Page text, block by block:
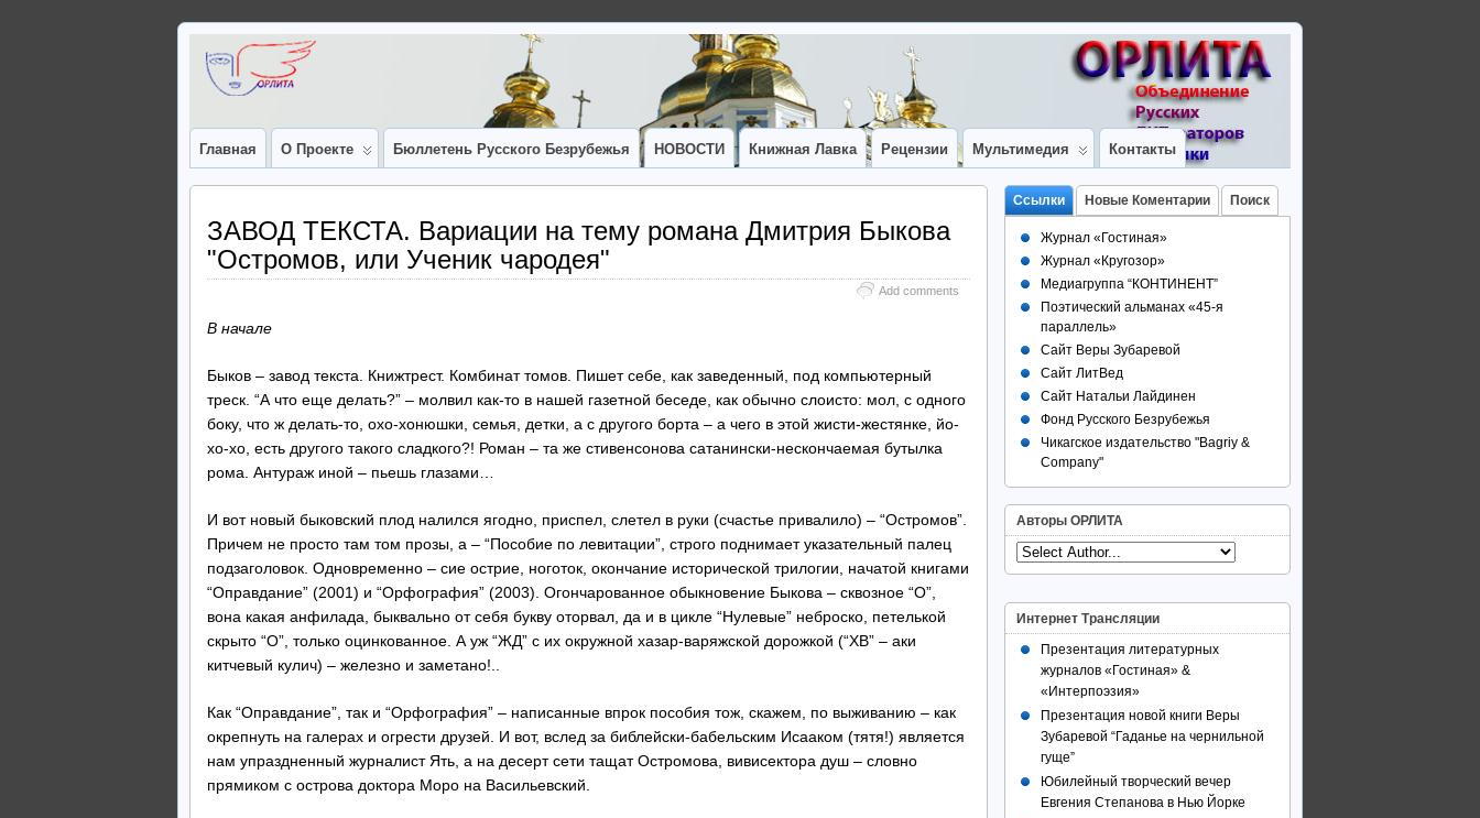
Главная О Проекте Бюллетень Русского Безрубежья НОВОСТИ Книжная Лавка Рецензии Мультимедия Контакты
ЗАВОД ТЕКСТА. Вариации на тему романа Дмитрия Быкова
"Остромов, или Ученик чародея"
Add comments
В начале
Быков – завод текста. Книжтрест. Комбинат томов. Пишет себе, как заведенный, под компьютерный
треск. “А что еще делать?” – молвил как-то в нашей газетной беседе, как обычно слоисто: мол, с одного
боку, что ж делать-то, охо-хонюшки, семья, детки, а с другого борта – а чего в этой жисти-жестянке, йо-
хо-хо, есть другого такого сладкого?! Роман – та же стивенсонова сатанински-нескончаемая бутылка
рома. Антураж иной – пьешь глазами…
И вот новый быковский плод налился ягодно, приспел, слетел в руки (счастье привалило) – “Остромов”.
Причем не просто там том прозы, а – “Пособие по левитации”, строго поднимает указательный палец
подзаголовок. Одновременно – сие острие, ноготок, окончание исторической трилогии, начатой книгами
“Оправдание” (2001) и “Орфография” (2003). Огончарованное обыкновение Быкова – сквозное “О”,
вона какая анфилада, быквально от себя букву оторвал, да и в цикле “Нулевые” неброско, петелькой
скрыто “О”, только оцинкованное. А уж “ЖД” с их окружной хазар-варяжской дорожкой (“ХВ” – аки
китчевый кулич) – железно и заметано!..
Как “Оправдание”, так и “Орфография” – написанные впрок пособия тож, скажем, по выживанию – как
окрепнуть на галерах и огрести друзей. И вот, вслед за библейски-бабельским Исааком (тятя!) является
нам упраздненный журналист Ять, а на десерт сети тащат Остромова, вивисектора душ – словно
прямиком с острова доктора Моро на Васильевский.
Ссылки Новые Коментарии Поиск
Журнал «Гостиная»
Журнал «Кругозор»
Медиагруппа “КОНТИНЕНТ”
Поэтический альманах «45-я
параллель»
Сайт Веры Зубаревой
Сайт ЛитВед
Сайт Натальи Лайдинен
Фонд Русского Безрубежья
Чикагское издательство "Bagriy &
Company"
Авторы ОРЛИТА
Интернет Трансляции
Презентация литературных
журналов «Гостиная» &
«Интерпоэзия»
Презентация новой книги Веры
Зубаревой “Гаданье на чернильной
гуще”
Юбилейный творческий вечер
Евгения Степанова в Нью Йорке